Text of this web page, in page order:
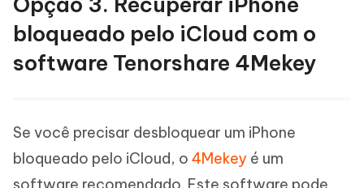
bloqueado pelo iCloud com o
software Tenorshare 4Mekey
Se você precisar desbloquear um iPhone
bloqueado pelo iCloud, o 4Mekey é um